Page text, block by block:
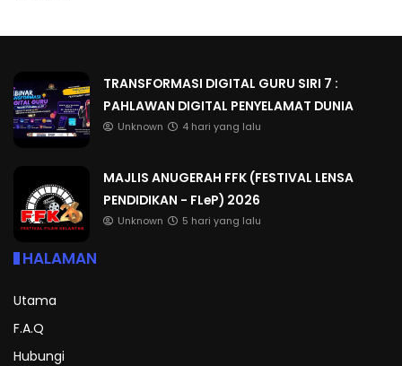
TRANSFORMASI DIGITAL GURU SIRI 7 :
PAHLAWAN DIGITAL PENYELAMAT DUNIA
Unknown 4 hari yang lalu
MAJLIS ANUGERAH FFK (FESTIVAL LENSA
PENDIDIKAN - FLeP) 2026
Unknown 5 hari yang lalu
HALAMAN
Utama
F.A.Q
Hubungi